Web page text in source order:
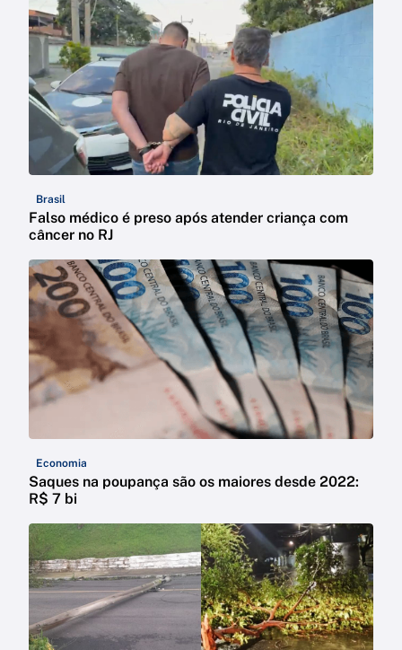
Brasil
Falso médico é preso após atender criança com
câncer no RJ
Economia
Saques na poupança são os maiores desde 2022:
R$ 7 bi